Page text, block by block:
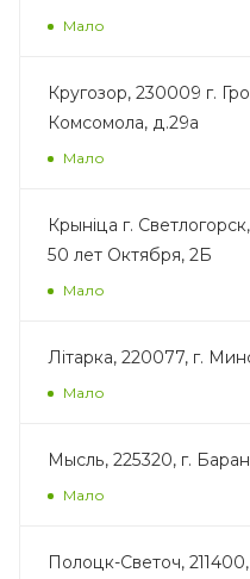
Мало
Кругозор, 230009 г.
Комсомола, д.29а
Мало
Крыніца г.
50 лет Октября, 2Б
Мало
Лiтарка, 220077, г.
Мало
Мысль, 225320, г.
Мало
Полоцк-Светоч,